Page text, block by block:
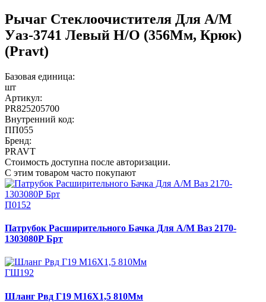
Рычаг Стеклоочистителя Для А/М
Уаз-3741 Левый Н/О (356Мм, Крюк)
(Pravt)
Базовая единица:
шт
Артикул:
PR825205700
Внутренний код:
ПП055
Бренд:
PRAVT
Стоимость доступна после авторизации.
С этим товаром часто покупают
П0152
Патрубок Расширительного Бачка Для А/М Ваз 2170-
1303080Р Брт
ГШ192
Шланг Рвд Г19 М16Х1,5 810Мм